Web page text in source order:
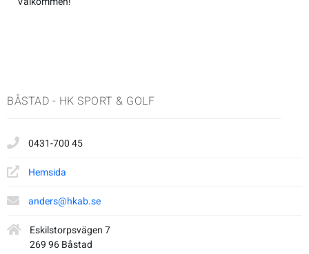
Underkläder
Skridskor
Skydd
Underkläder
Skridskor
Skydd
Hockey
Innebandy
BÅSTAD - HK SPORT & GOLF
0431-700 45
Hemsida
anders@hkab.se
Eskilstorpsvägen 7
269 96 Båstad